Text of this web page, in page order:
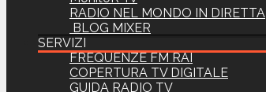
RADIO NEL MONDO IN DIRETTA
BLOG MIXER
SERVIZI
FREQUENZE FM RAI
COPERTURA TV DIGITALE
GUIDA RADIO TV